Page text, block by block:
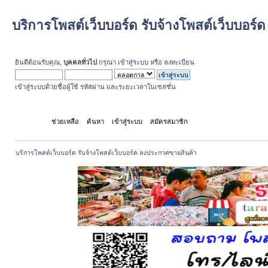
บริการโพสต์เว็บบอร์ด รับจ้างโพสต์เว็บบอร์
ยินดีต้อนรับคุณ, บุคคลทั่วไป กรุณา เข้าสู่ระบบ หรือ ลงทะเบียน
เข้าสู่ระบบด้วยชื่อผู้ใช้ รหัสผ่าน และระยะเวลาในเซสชั่น
ช่วยเหลือ ค้นหา เข้าสู่ระบบ สมัครสมาชิก
บริการโพสต์เว็บบอร์ด รับจ้างโพสต์เว็บบอร์ด ลงประกาศขายสินค้า